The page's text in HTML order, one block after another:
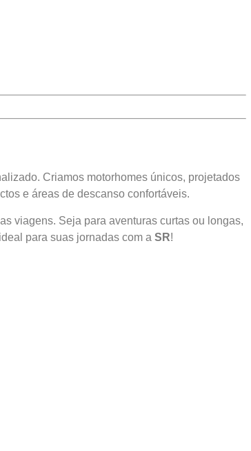
Criamos motorhomes únicos, projetados
e áreas de descanso confortáveis.
viagens. Seja para aventuras curtas ou longas,
para suas jornadas com a SR!